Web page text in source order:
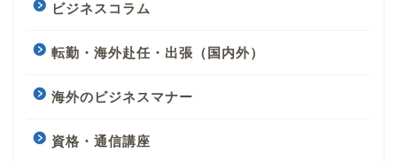
ビジネスコラム
転勤・海外赴任・出張（国内外）
海外のビジネスマナー
資格・通信講座